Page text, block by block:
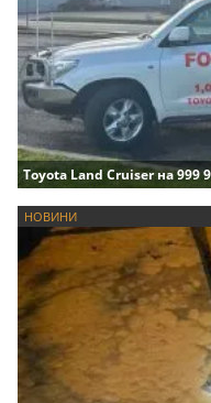
Toyota Land Cruiser на 999
НОВИНИ